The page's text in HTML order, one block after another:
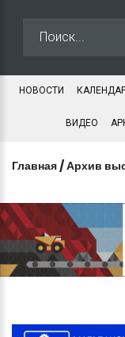
НОВОСТИ
ВИДЕО
Главная /Архив